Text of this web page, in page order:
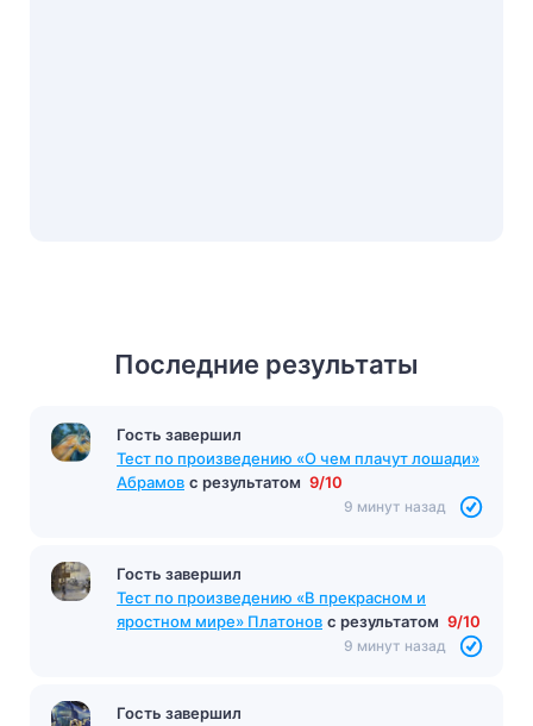
Последние результаты
Гость завершил
Тест по произведению «О чем плачут лошади»
Абрамов с результатом 9/10
9 минут назад
Гость завершил
Тест по произведению «В прекрасном и
яростном мире» Платонов с результатом 9/10
9 минут назад
Гость завершил